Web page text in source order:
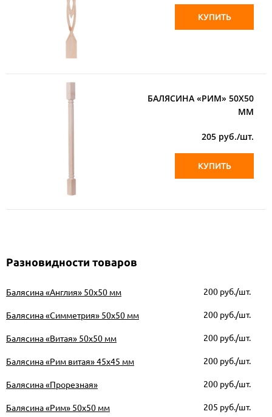
КУПИТЬ
БАЛЯСИНА «РИМ» 50Х50
ММ
205 руб./шт.
КУПИТЬ
Разновидности товаров
Балясина «Англия» 50х50 мм 200руб./шт.
Балясина «Симметрия» 50х50 мм 200руб./шт.
Балясина «Витая» 50х50 мм 200руб./шт.
Балясина «Рим витая» 45х45 мм 200руб./шт.
Балясина «Прорезная» 200руб./шт.
Балясина «Рим» 50х50 мм 205 руб./шт.